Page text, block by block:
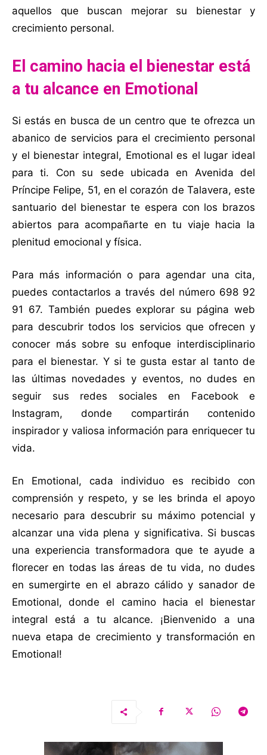
aquellos que buscan mejorar su bienestar y
crecimiento personal.
El camino hacia el bienestar está
a tu alcance en Emotional
Si estás en busca de un centro que te ofrezca un
abanico de servicios para el crecimiento personal
y el bienestar integral, Emotional es el lugar ideal
para ti. Con su sede ubicada en Avenida del
Príncipe Felipe, 51, en el corazón de Talavera, este
santuario del bienestar te espera con los brazos
abiertos para acompañarte en tu viaje hacia la
plenitud emocional y física.
Para más información o para agendar una cita,
puedes contactarlos a través del número 698 92
91 67. También puedes explorar su página web
para descubrir todos los servicios que ofrecen y
conocer más sobre su enfoque interdisciplinario
para el bienestar. Y si te gusta estar al tanto de
las últimas novedades y eventos, no dudes en
seguir sus redes sociales en Facebook e
Instagram, donde compartirán contenido
inspirador y valiosa información para enriquecer tu
vida.
En Emotional, cada individuo es recibido con
comprensión y respeto, y se les brinda el apoyo
necesario para descubrir su máximo potencial y
alcanzar una vida plena y significativa. Si buscas
una experiencia transformadora que te ayude a
florecer en todas las áreas de tu vida, no dudes
en sumergirte en el abrazo cálido y sanador de
Emotional, donde el camino hacia el bienestar
integral está a tu alcance. ¡Bienvenido a una
nueva etapa de crecimiento y transformación en
Emotional!